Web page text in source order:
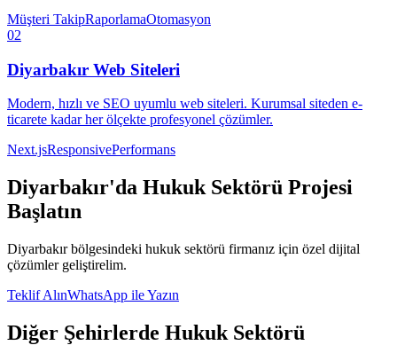
Müşteri TakipRaporlamaOtomasyon
02
Diyarbakır Web Siteleri
Modern, hızlı ve SEO uyumlu web siteleri. Kurumsal siteden e-
ticarete kadar her ölçekte profesyonel çözümler.
Next.jsResponsivePerformans
Diyarbakır'da Hukuk Sektörü Projesi
Başlatın
Diyarbakırbölgesindeki hukuk sektörü firmanız için özel dijital
çözümler geliştirelim.
Teklif AlınWhatsApp ile Yazın
Diğer Şehirlerde Hukuk Sektörü